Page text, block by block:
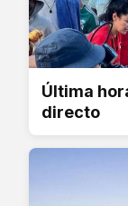
Última
directo